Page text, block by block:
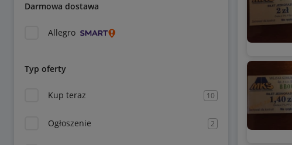
Darmowa dostawa
Allegro
Typ oferty
Kup teraz 10
Ogłoszenie 2